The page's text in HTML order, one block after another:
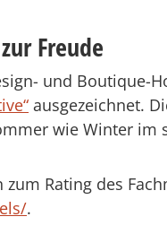
Freude
und Boutique-
ausgezeichnet.
wie Winter im
Rating des
.